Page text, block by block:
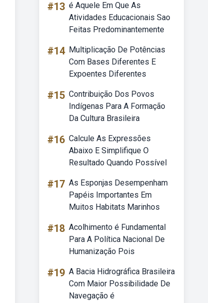
#13 é Aquele Em Que As
Atividades Educacionais Sao
Feitas Predominantemente
#14 Multiplicação De Potências
Com Bases Diferentes E
Expoentes Diferentes
#15 Contribuição Dos Povos
Indígenas Para A Formação
Da Cultura Brasileira
#16 Calcule As Expressões
Abaixo E Simplifique O
Resultado Quando Possível
#17 As Esponjas Desempenham
Papéis Importantes Em
Muitos Habitats Marinhos
#18 Acolhimento é Fundamental
Para A Política Nacional De
Humanização Pois
#19 A Bacia Hidrográfica Brasileira
Com Maior Possibilidade De
Navegação é